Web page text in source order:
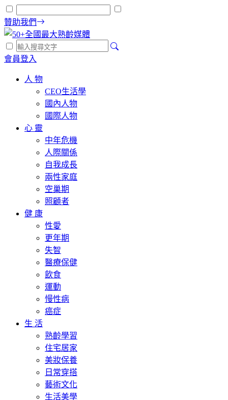
贊助我們
會員登入
人 物
CEO生活學
國內人物
國際人物
心 靈
中年危機
人際關係
自我成長
兩性家庭
空巢期
照顧者
健 康
性愛
更年期
失智
醫療保健
飲食
運動
慢性病
癌症
生 活
熟齡學習
住宅居家
美妝保養
日常穿搭
藝術文化
生活美學